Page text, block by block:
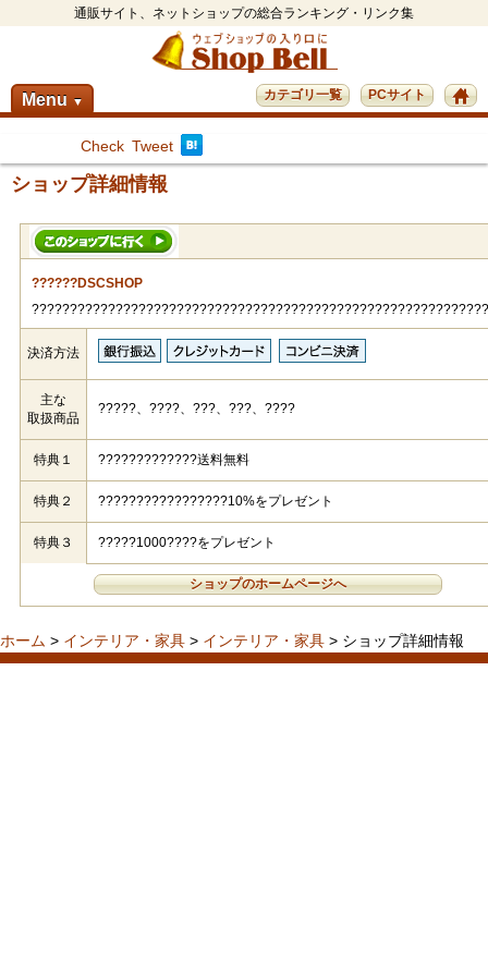
通販サイト、ネットショップの総合ランキング・リンク集
Menu ▼ PCサイト
カテゴリ一覧
Check Tweet
ショップ詳細情報
??????DSCSHOP
決済方法
主な
取扱商品
?????、????、???、???、????
特典１ ?????????????送料無料
特典２ ?????????????????10%をプレゼント
特典３ ?????1000????をプレゼント
ショップのホームページへ
ホーム > インテリア・家具 > インテリア・家具 > ショップ詳細情報